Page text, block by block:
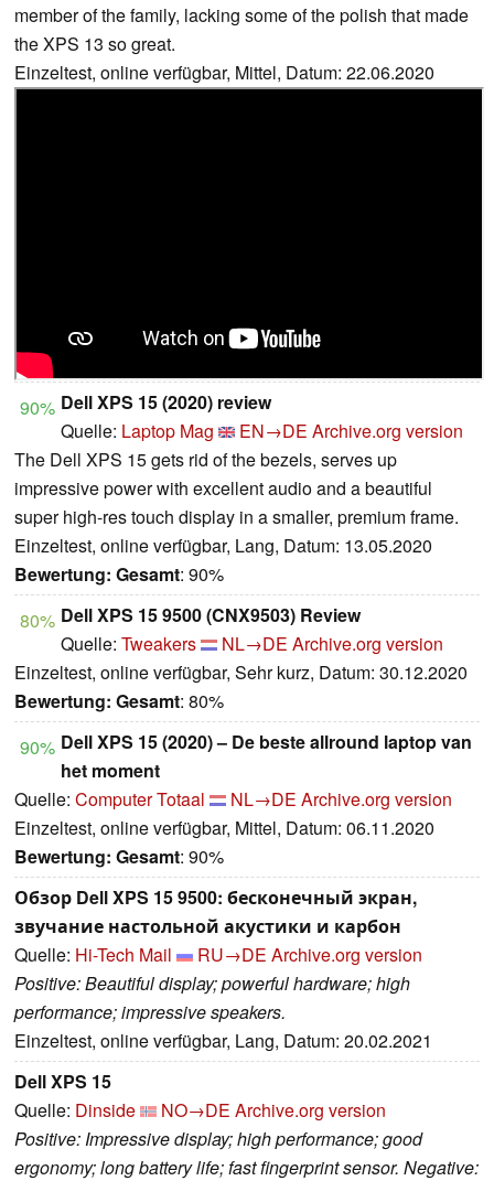
member of the family, lacking some of the polish that made
the XPS 13 so great.
Einzeltest, online verfügbar, Mittel, Datum: 22.06.2020
90% Dell XPS 15 (2020) review
Quelle: Laptop Mag EN→DE Archive.org version
The Dell XPS 15 gets rid of the bezels, serves up
impressive power with excellent audio and a beautiful
super high-res touch display in a smaller, premium frame.
Einzeltest, online verfügbar, Lang, Datum: 13.05.2020
Bewertung: Gesamt: 90%
80% Dell XPS 15 9500 (CNX9503) Review
Quelle: Tweakers NL→DE Archive.org version
Einzeltest, online verfügbar, Sehr kurz, Datum: 30.12.2020
Bewertung: Gesamt: 80%
90% Dell XPS 15 (2020) – De beste allround laptop van
het moment
Quelle: Computer Totaal NL→DE Archive.org version
Einzeltest, online verfügbar, Mittel, Datum: 06.11.2020
Bewertung: Gesamt: 90%
Обзор Dell XPS 15 9500: бесконечный экран,
звучание настольной акустики и карбон
Quelle: Hi-Tech Mail RU→DE Archive.org version
Positive: Beautiful display; powerful hardware; high
performance; impressive speakers.
Einzeltest, online verfügbar, Lang, Datum: 20.02.2021
Dell XPS 15
Quelle: Dinside NO→DE Archive.org version
Positive: Impressive display; high performance; good
ergonomy; long battery life; fast fingerprint sensor. Negative: